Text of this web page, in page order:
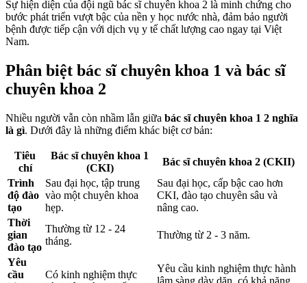
Sự hiện diện của đội ngũ bác sĩ chuyên khoa 2 là minh chứng cho
bước phát triển vượt bậc của nền y học nước nhà, đảm bảo người
bệnh được tiếp cận với dịch vụ y tế chất lượng cao ngay tại Việt
Nam.
Phân biệt bác sĩ chuyên khoa 1 và bác sĩ
chuyên khoa 2
Nhiều người vẫn còn nhầm lẫn giữa bác sĩ chuyên khoa 1 2 nghĩa
là gì. Dưới đây là những điểm khác biệt cơ bản:
Tiêu
chí
Bác sĩ chuyên khoa 1
(CKI)
Bác sĩ chuyên khoa 2 (CKII)
Trình
độ đào
tạo
Sau đại học, tập trung
vào một chuyên khoa
hẹp.
Sau đại học, cấp bậc cao hơn
CKI, đào tạo chuyên sâu và
nâng cao.
Thời
gian
đào tạo
Thường từ 12 - 24
tháng.
Thường từ 2 - 3 năm.
Yêu
cầu
Có kinh nghiệm thực
Yêu cầu kinh nghiệm thực hành
lâm sàng dày dặn, có khả năng